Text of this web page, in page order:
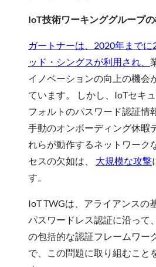
IoT技術ワーキンググループ
ガートナーは、2020年まで
ッド・シングスが利用され、
イノベーションの向上の機会
ています。 しかし、IoTセキ
フォルトのパスワード認証情
手動のオンボーディング休暇
れらが動作するネットワーク
セスの欠如は、 大規模な攻撃
す。
IoT TWGは、アライアンスの
パスワードレス認証に沿って
の包括的な認証フレームワー
で、この問題に取り組むこと